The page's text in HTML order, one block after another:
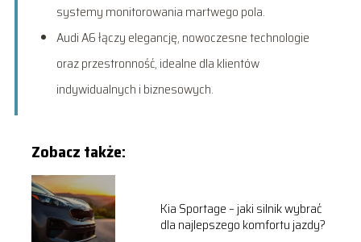
systemy monitorowania martwego pola.
Audi A6 łączy elegancję, nowoczesne technologie
oraz przestronność, idealne dla klientów
indywidualnych i biznesowych.
Zobacz także:
Kia Sportage – jaki silnik wybrać
dla najlepszego komfortu jazdy?